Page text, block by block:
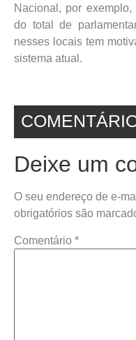
Nacional, por
do total de
nesses locais tem
sistema atual.
Deixe um
O seu endereço de e-
obrigatórios são
Comentário *